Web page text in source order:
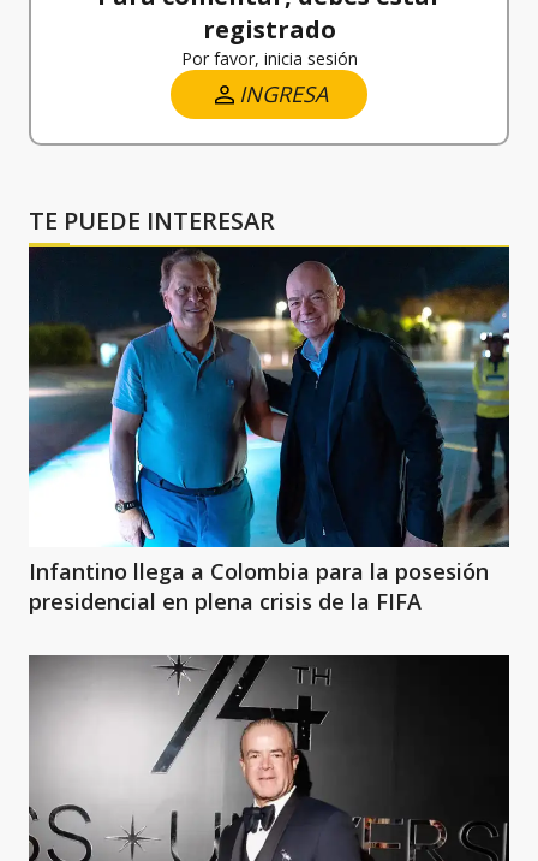
registrado
Por favor, inicia sesión
INGRESA
TE PUEDE INTERESAR
Infantino llega a Colombia para la posesión
presidencial en plena crisis de la FIFA